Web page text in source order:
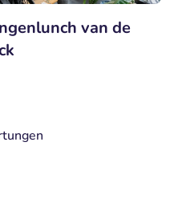
van de